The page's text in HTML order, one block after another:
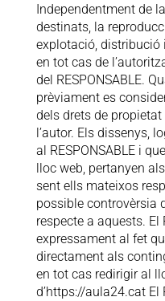
Independentment de
destinats, la
explotació, distribució
en tot cas de
del RESPONSABLE.
prèviament es
dels drets de
l’autor. Els dissenys,
al RESPONSABLE i
lloc web, pertanyen
sent ells mateixos
possible controvèrsia
respecte a aquests. El
expressament al fet
directament als
en tot cas redirigir al
d’https://aula24.catEl